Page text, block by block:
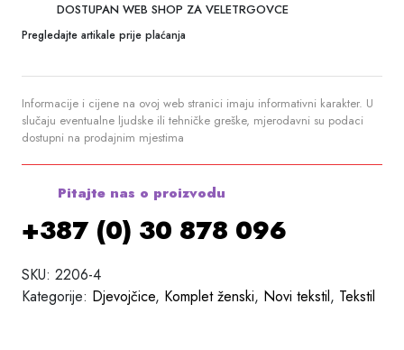
DOSTUPAN WEB SHOP ZA VELETRGOVCE
Pregledajte artikale prije plaćanja
Informacije i cijene na ovoj web stranici imaju informativni karakter. U
slučaju eventualne ljudske ili tehničke greške, mjerodavni su podaci
dostupni na prodajnim mjestima
Pitajte nas o proizvodu
+387 (0) 30 878 096
SKU: 2206-4
Kategorije: Djevojčice, Komplet ženski, Novi tekstil, Tekstil